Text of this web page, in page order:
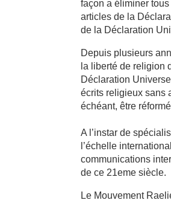
façon a éliminer
articles de la
de la Déclaration
Depuis plusieurs
la liberté de religion
Déclaration
écrits religieux sans
échéant, être
A l’instar de
l’échelle
communications
de ce 21eme siècle.
Le Mouvement